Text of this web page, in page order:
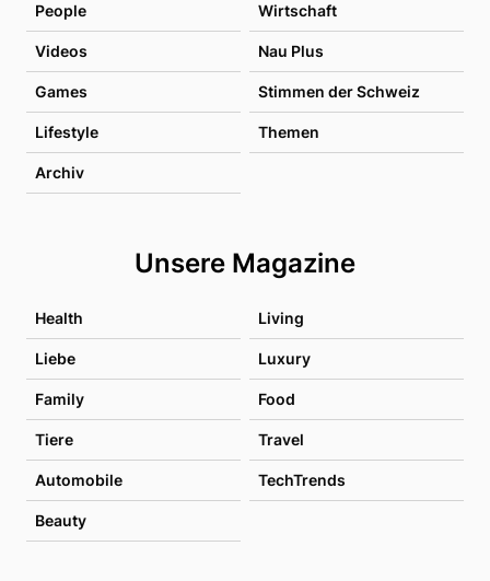
People Wirtschaft
Videos Nau Plus
Games Stimmen der Schweiz
Lifestyle Themen
Archiv
Unsere Magazine
Health Living
Liebe Luxury
Family Food
Tiere Travel
Automobile TechTrends
Beauty